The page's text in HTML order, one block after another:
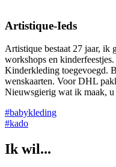
Artistique-Ieds
Artistique bestaat 27 jaar, ik
workshops en
Kinderkleding toegevoegd.
wenskaarten. Voor DHL
Nieuwsgierig wat ik maak,
#babykleding
#kado
Ik wil...